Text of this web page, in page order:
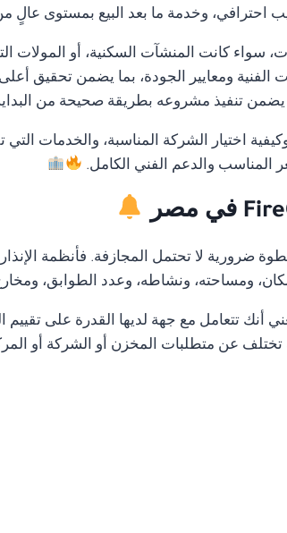
احترافي، وخدمة ما بعد البيع بمستوى عالٍ
سواء كانت المنشآت السكنية، أو المولات
الفنية ومعايير الجودة، بما يضمن تحقيق
تنفيذ مشروعه بطريقة صحيحة من
اختيار الشركة المناسبة، والخدمات التي
المناسب والدعم الفني الكامل.
ضرورية لا تحتمل المجازفة. فأنظمة
ومساحته، ونشاطه، وعدد الطوابق،
أنك تتعامل مع جهة لديها القدرة على
عن متطلبات المخزن أو الشركة أو